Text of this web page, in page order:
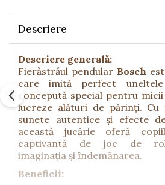
Descriere
Descriere generală:
Fierăstrăul pendular Bosch
care imită perfect
concepută special pentru
lucreze alături de părinți. Cu
sunete autentice și efecte
această jucărie oferă
captivantă de joc de rol,
imaginația și îndemânarea.
Beneficii: